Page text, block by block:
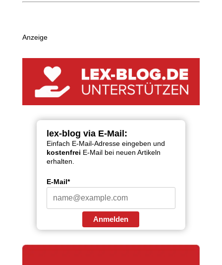
Anzeige
lex-blog via E-Mail:
Einfach E-Mail-Adresse eingeben und
kostenfrei E-Mail bei neuen Artikeln
erhalten.
E-Mail*
Anmelden